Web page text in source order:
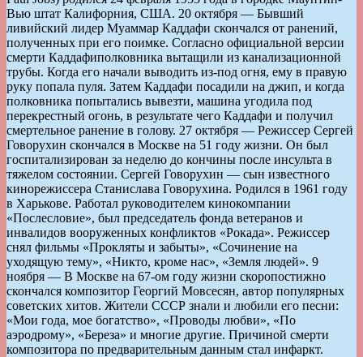
Вью штат Калифорния, США. 20 октября — Бывший
ливийский лидер Муаммар Каддафи скончался от ранений,
полученных при его поимке. Согласно официальной версии
смерти Каддафиполковника вытащили из канализационной
трубы. Когда его начали выводить из-под огня, ему в правую
руку попала пуля. Затем Каддафи посадили на джип, и когда
полковника попытались вывезти, машина угодила под
перекрестный огонь, в результате чего Каддафи и получил
смертельное ранение в голову. 27 октября — Режиссер Сергей
Говорухин скончался в Москве на 51 году жизни. Он был
госпитализирован за неделю до кончины после инсульта в
тяжелом состоянии. Сергей Говорухин — сын известного
кинорежиссера Станислава Говорухина. Родился в 1961 году
в Харькове. Работал руководителем кинокомпании
«Послесловие», был председатель фонда ветеранов и
инвалидов вооруженных конфликтов «Рокада». Режиссер
снял фильмы «Прокляты и забыты», «Сочинение на
уходящую тему», «Никто, кроме нас», «Земля людей». 9
ноября — В Москве на 67-ом году жизни скоропостижно
скончался композитор Георгий Мовсесян, автор популярных
советских хитов. Жители СССР знали и любили его песни:
«Мои года, мое богатство», «Проводы любви», «По
аэродрому», «Береза» и многие другие. Причиной смерти
композитора по предварительным данным стал инфаркт.